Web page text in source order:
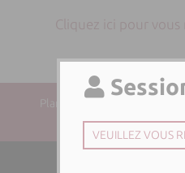
Cliquez ici pour vous
Plan du site| Directeur de la
SANTONI |